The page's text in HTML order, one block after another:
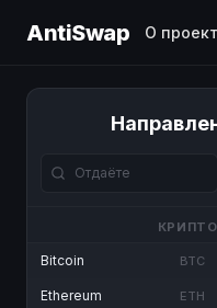
AntiSwap О
Bitcoin BTC
Ethereum ETH